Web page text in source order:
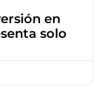
en
solo